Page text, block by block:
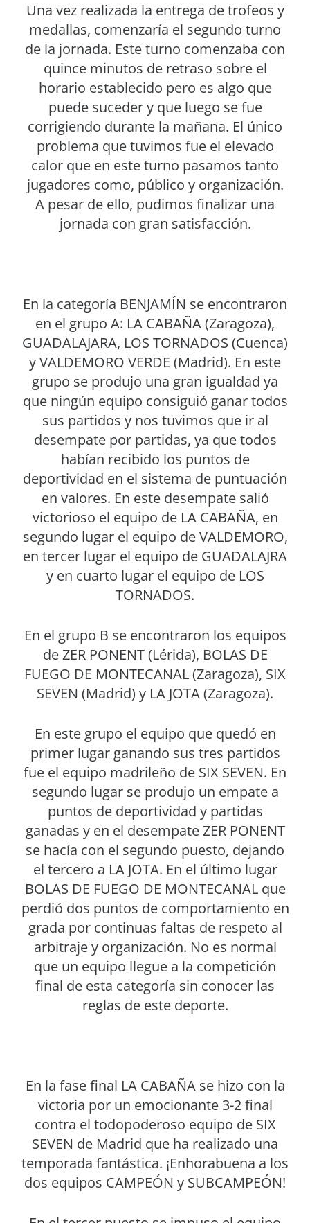
Una vez realizada la entrega de trofeos y
medallas, comenzaría el segundo turno
de la jornada. Este turno comenzaba con
quince minutos de retraso sobre el
horario establecido pero es algo que
puede suceder y que luego se fue
corrigiendo durante la mañana. El único
problema que tuvimos fue el elevado
calor que en este turno pasamos tanto
jugadores como, público y organización.
A pesar de ello, pudimos finalizar una
jornada con gran satisfacción.
En la categoría BENJAMÍN se encontraron
en el grupo A: LA CABAÑA (Zaragoza),
GUADALAJARA, LOS TORNADOS (Cuenca)
y VALDEMORO VERDE (Madrid). En este
grupo se produjo una gran igualdad ya
que ningún equipo consiguió ganar todos
sus partidos y nos tuvimos que ir al
desempate por partidas, ya que todos
habían recibido los puntos de
deportividad en el sistema de puntuación
en valores. En este desempate salió
victorioso el equipo de LA CABAÑA, en
segundo lugar el equipo de VALDEMORO,
en tercer lugar el equipo de GUADALAJRA
y en cuarto lugar el equipo de LOS
TORNADOS.
En el grupo B se encontraron los equipos
de ZER PONENT (Lérida), BOLAS DE
FUEGO DE MONTECANAL (Zaragoza), SIX
SEVEN (Madrid) y LA JOTA (Zaragoza).
En este grupo el equipo que quedó en
primer lugar ganando sus tres partidos
fue el equipo madrileño de SIX SEVEN. En
segundo lugar se produjo un empate a
puntos de deportividad y partidas
ganadas y en el desempate ZER PONENT
se hacía con el segundo puesto, dejando
el tercero a LA JOTA. En el último lugar
BOLAS DE FUEGO DE MONTECANAL que
perdió dos puntos de comportamiento en
grada por continuas faltas de respeto al
arbitraje y organización. No es normal
que un equipo llegue a la competición
final de esta categoría sin conocer las
reglas de este deporte.
En la fase final LA CABAÑA se hizo con la
victoria por un emocionante 3-2 final
contra el todopoderoso equipo de SIX
SEVEN de Madrid que ha realizado una
temporada fantástica. ¡Enhorabuena a los
dos equipos CAMPEÓN y SUBCAMPEÓN!